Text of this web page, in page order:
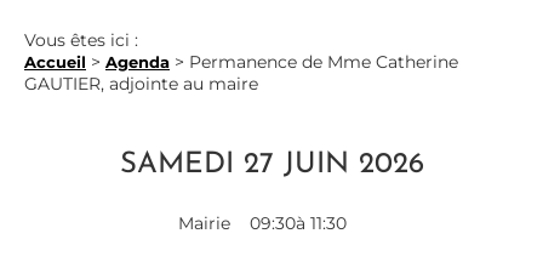
Vous êtes ici :
Accueil > Agenda > Permanence de Mme Catherine
GAUTIER, adjointe au maire
SAMEDI 27 JUIN 2026
Mairie 09:30à 11:30